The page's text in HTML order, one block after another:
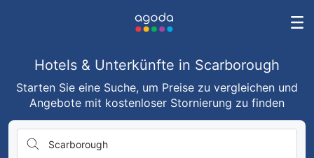
Hotels & Unterkünfte in Scarborough
Starten Sie eine Suche, um Preise zu vergleichen und
Angebote mit kostenloser Stornierung zu finden
Scarborough